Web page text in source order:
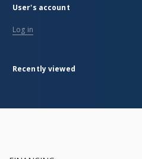
User's account
Log in
Recently viewed